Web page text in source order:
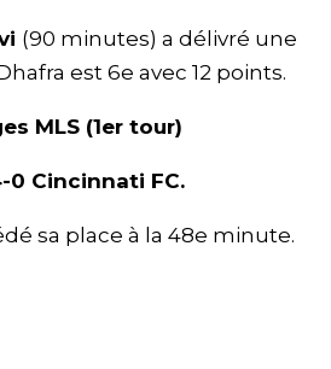
(90 minutes) a délivré une
est 6e avec 12 points.
MLS (1er tour)
0 Cincinnati FC.
sa place à la 48e minute.